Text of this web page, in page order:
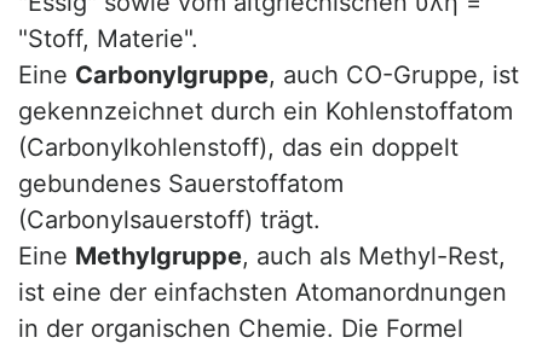
"Stoff, Materie".
Eine Carbonylgruppe, auch CO-Gruppe, ist
gekennzeichnet durch ein Kohlenstoffatom
(Carbonylkohlenstoff), das ein doppelt
gebundenes Sauerstoffatom
(Carbonylsauerstoff) trägt.
Eine Methylgruppe, auch als Methyl-Rest,
ist eine der einfachsten Atomanordnungen
in der organischen Chemie. Die Formel